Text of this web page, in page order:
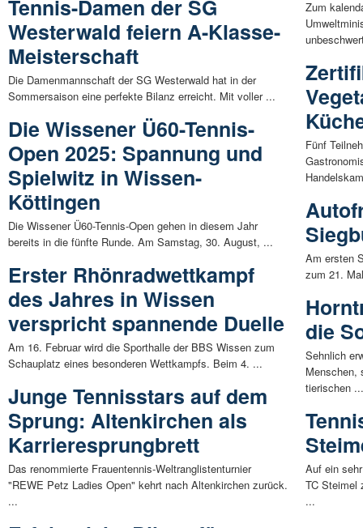
Tennis-Damen der SG
Westerwald feiern A-Klasse-
Meisterschaft
Die Damenmannschaft der SG Westerwald hat in der
Sommersaison eine perfekte Bilanz erreicht. Mit voller ...
Die Wissener Ü60-Tennis-
Open 2025: Spannung und
Spielwitz in Wissen-
Köttingen
Die Wissener Ü60-Tennis-Open gehen in diesem Jahr
bereits in die fünfte Runde. Am Samstag, 30. August, ...
Erster Rhönradwettkampf
des Jahres in Wissen
verspricht spannende Duelle
Am 16. Februar wird die Sporthalle der BBS Wissen zum
Schauplatz eines besonderen Wettkampfs. Beim 4. ...
Junge Tennisstars auf dem
Sprung: Altenkirchen als
Karrieresprungbrett
Das renommierte Frauentennis-Weltranglistenturnier
"REWE Petz Ladies Open" kehrt nach Altenkirchen zurück.
...
Zum
Fünf
Am ersten
zum 21.
die
Sehnlich
Menschen,
tierischen
Auf ein
TC Steimel
...